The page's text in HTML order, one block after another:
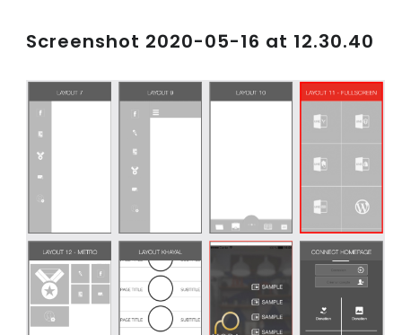
Screenshot 2020-05-16 at 12.30.40